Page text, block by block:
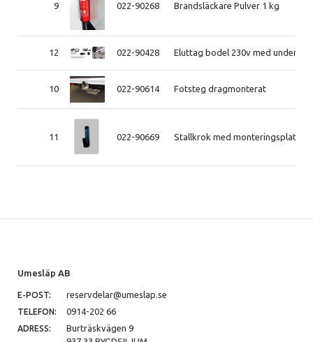
9 022-90268 Brandsläckare Pulver 1 kg
12 022-90428 Eluttag bodel 230v med
10 022-90614 Fotsteg dragmonterat
11 022-90669 Stallkrok med monteringsplatta
Umesläp AB
E-POST: reservdelar@umeslap.se
TELEFON: 0914-202 66
ADRESS:
Burträskvägen 9